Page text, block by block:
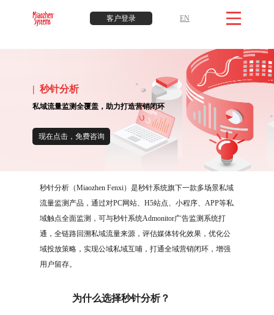
客户登录 EN
| 秒针分析
私域流量监测全覆盖，助力打造营销闭环
现在点击，免费咨询
秒针分析（Miaozhen Fenxi）是秒针系统旗下一款多场景私域
流量监测产品，通过对PC网站、H5站点、小程序、APP等私
域触点全面监测，可与秒针系统Admonitor广告监测系统打
通，全链路回溯私域流量来源，评估媒体转化效果，优化公
域投放策略，实现公域私域互哺，打通全域营销闭环，增强
用户留存。
为什么选择秒针分析？